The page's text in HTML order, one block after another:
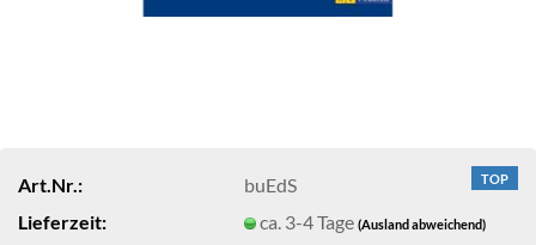
TOP
Art.Nr.:
buEdS
Lieferzeit:
ca. 3-4 Tage(Ausland abweichend)